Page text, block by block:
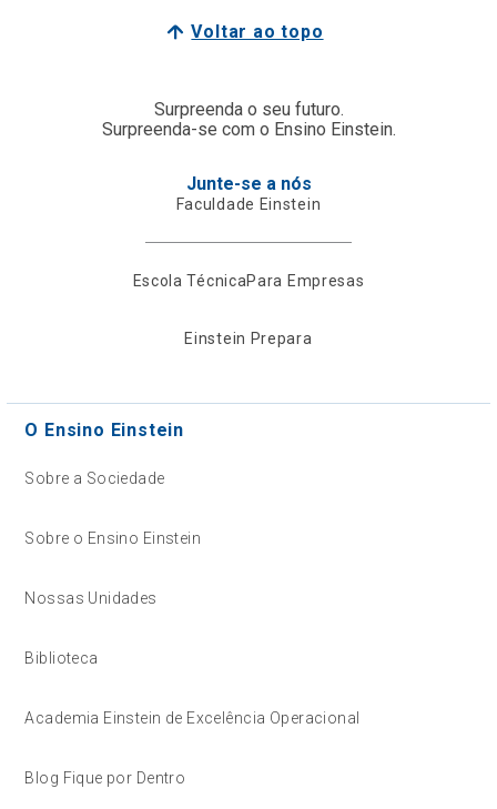
Voltar ao topo
Surpreenda o seu futuro.
Surpreenda-se com o Ensino Einstein.
Junte-se a nós
Faculdade Einstein
Escola TécnicaPara Empresas
Einstein Prepara
O Ensino Einstein
Sobre a Sociedade
Sobre o Ensino Einstein
Nossas Unidades
Biblioteca
Academia Einstein de Excelência Operacional
Blog Fique por Dentro